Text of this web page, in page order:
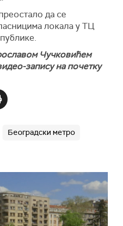
да се
локала у ТЦ
Чучковићем
запису на почетку
Београдски метро